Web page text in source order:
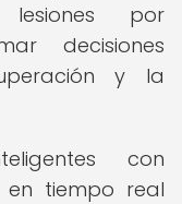
lesiones por
decisiones
y la
con
tiempo real